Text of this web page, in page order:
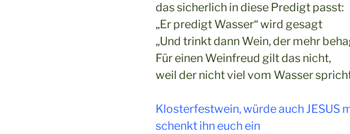
das sicherlich in diese Predigt passt:
„Er predigt Wasser“ wird gesagt
„Und trinkt dann Wein, der mehr
Für einen Weinfreud gilt das nicht,
weil der nicht viel vom Wasser
Klosterfestwein, würde auch JESUS
schenkt ihn euch ein